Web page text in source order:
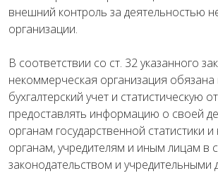
внешний контроль за деятельностью
организации.
В соответствии со ст. 32 указанного
некоммерческая организация обязана
бухгалтерский учет и статистическую
предоставлять информацию о своей
органам государственной статистики
органам, учредителям и иным лицам в
законодательством и учредительными